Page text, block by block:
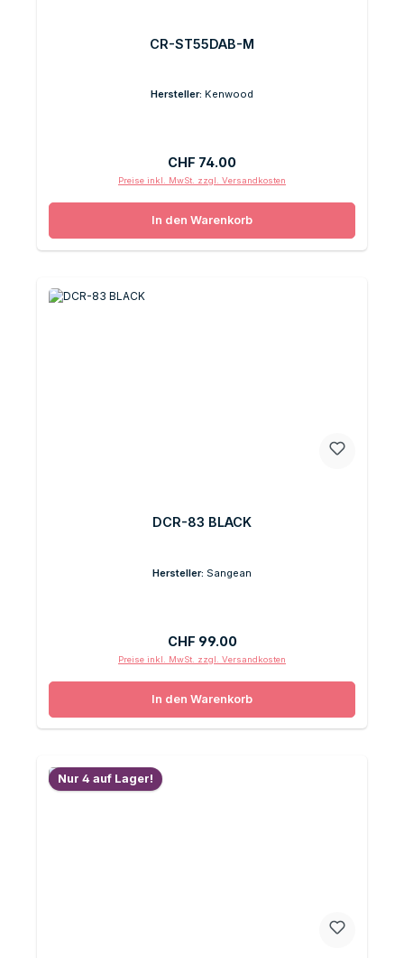
CR-ST55DAB-M
Hersteller: Kenwood
Regulärer Preis:
CHF 74.00
Preise inkl. MwSt. zzgl. Versandkosten
In den Warenkorb
DCR-83 BLACK
Hersteller: Sangean
Regulärer Preis:
CHF 99.00
Preise inkl. MwSt. zzgl. Versandkosten
In den Warenkorb
Nur 4 auf Lager!